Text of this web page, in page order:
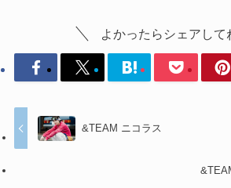
よかったらシェアして
&TEAM ニコラス